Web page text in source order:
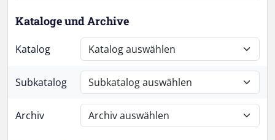
Kataloge und Archive
Katalog
Subkatalog
Archiv